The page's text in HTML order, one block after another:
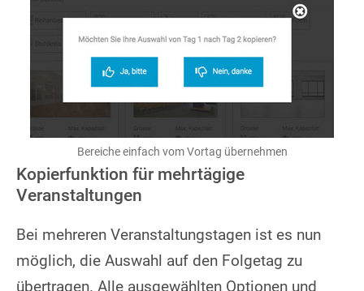
Bereiche einfach vom Vortag übernehmen
Kopierfunktion für mehrtägige
Veranstaltungen
Bei mehreren Veranstaltungstagen ist es nun
möglich, die Auswahl auf den Folgetag zu
übertragen. Alle ausgewählten Optionen und